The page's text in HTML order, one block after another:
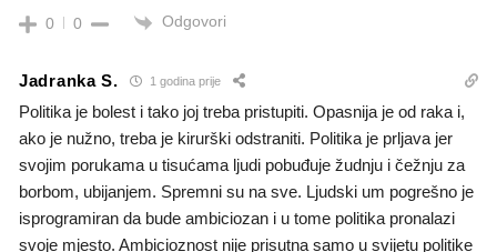
0 0 Odgovori
Jadranka S. 1 godina prije
Politika je bolest i tako joj treba pristupiti. Opasnija je od raka i,
ako je nužno, treba je kirurški odstraniti. Politika je prljava jer
svojim porukama u tisućama ljudi pobuđuje žudnju i čežnju za
borbom, ubijanjem. Spremni su na sve. Ljudski um pogrešno je
isprogramiran da bude ambiciozan i u tome politika pronalazi
svoje mjesto. Ambicioznost nije prisutna samo u svijetu politike